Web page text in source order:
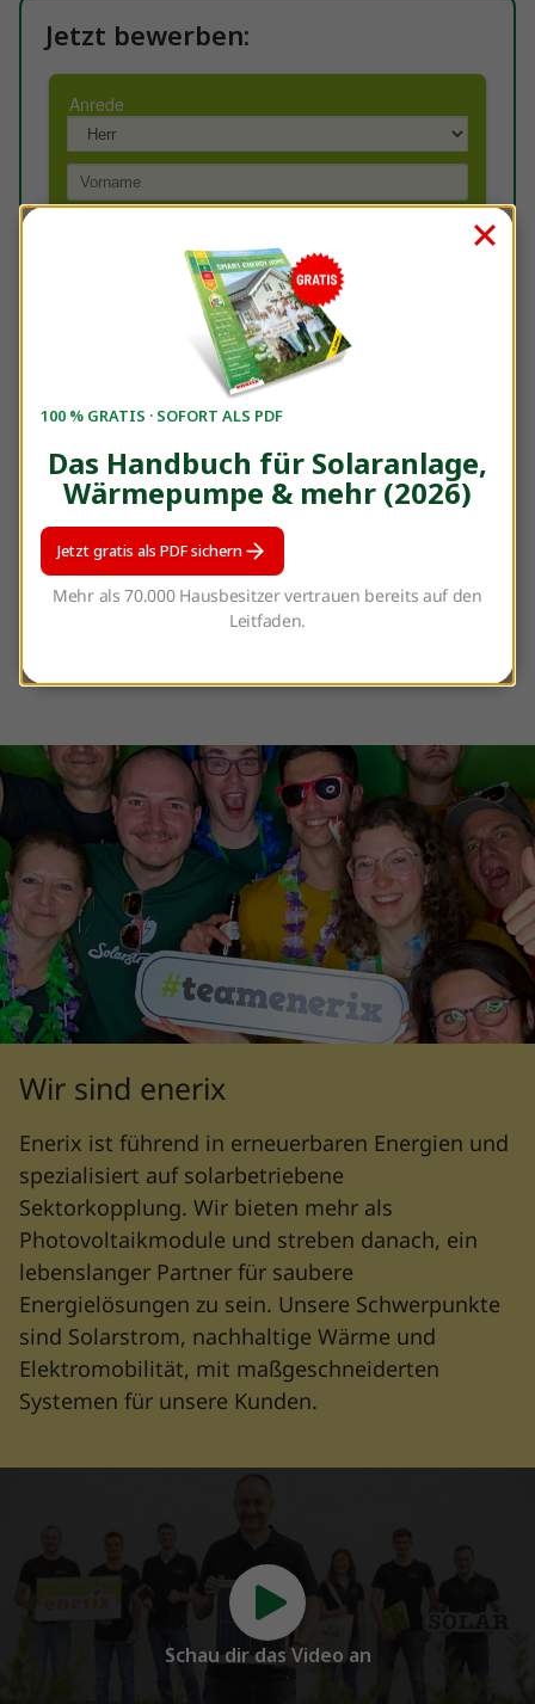
Jetzt bewerben:
Sie haben Fragen? Dann senden Sie gerne eine Mail
michaela.bertelshofer@enerix.com
Wir sind enerix
Enerix ist führend in erneuerbaren Energien und
spezialisiert auf solarbetriebene
Sektorkopplung. Wir bieten mehr als
Photovoltaikmodule und streben danach, ein
lebenslanger Partner für saubere
Energielösungen zu sein. Unsere Schwerpunkte
sind Solarstrom, nachhaltige Wärme und
Elektromobilität, mit maßgeschneiderten
Systemen für unsere Kunden.
Schau dir das Video an
100 % GRATIS · SOFORT ALS PDF
Das Handbuch für Solaranlage,
Wärmepumpe & mehr (2026)
Jetzt gratis als PDF sichern
Mehr als 70.000 Hausbesitzer vertrauen bereits auf den
Leitfaden.